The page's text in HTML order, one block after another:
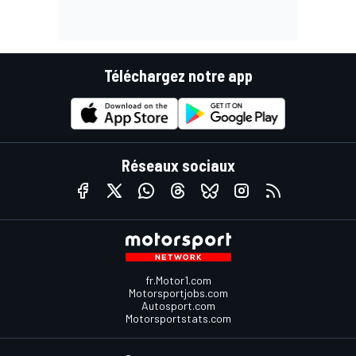
Téléchargez notre app
Réseaux sociaux
fr.Motor1.com
Motorsportjobs.com
Autosport.com
Motorsportstats.com